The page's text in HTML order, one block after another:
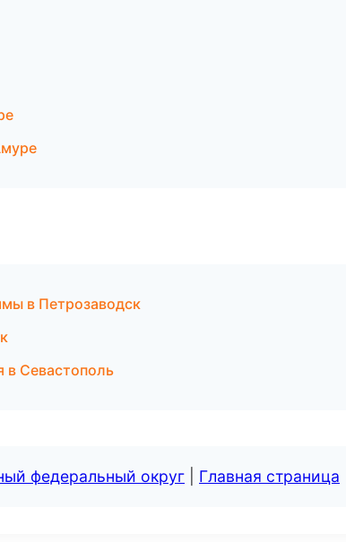
в Петрозаводск
в Севастополь
федеральный округ Главная страница